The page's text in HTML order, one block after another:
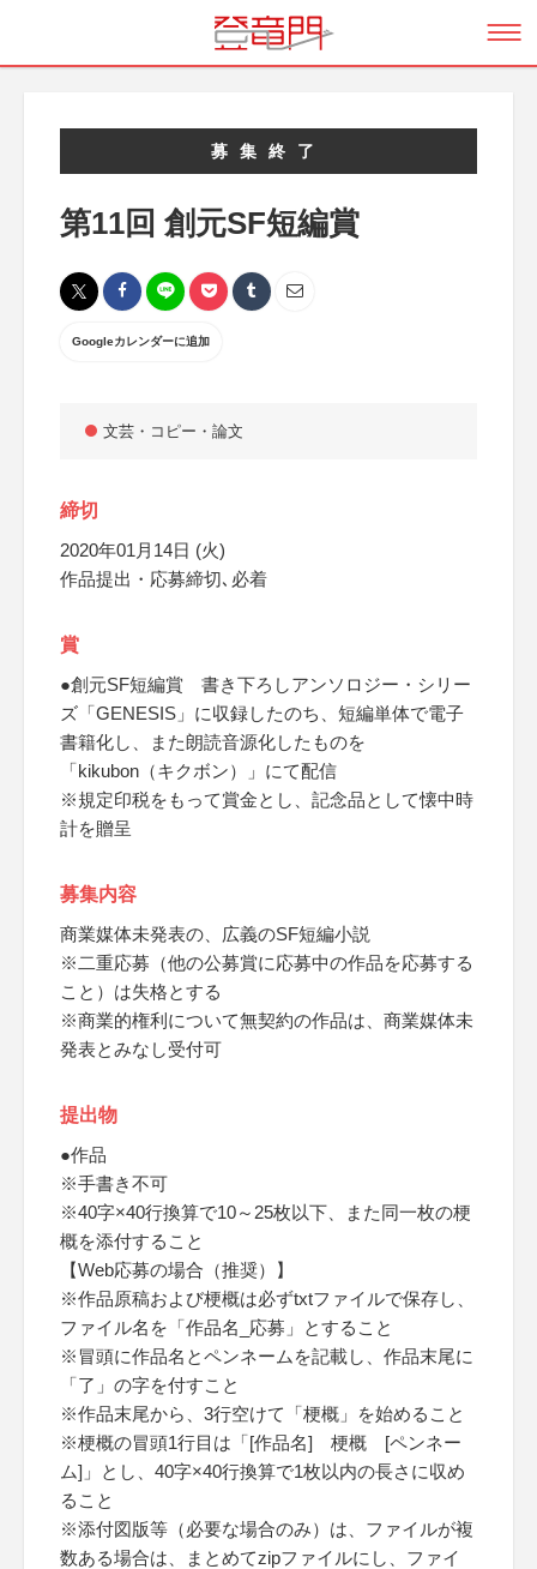
募集終了
第11回 創元SF短編賞
Googleカレンダーに追加
文芸・コピー・論文
締切
2020年01月14日 (火)
作品提出・応募締切､必着
賞
●創元SF短編賞 書き下ろしアンソロジー・シリー
ズ「GENESIS」に収録したのち、短編単体で電子
書籍化し、また朗読音源化したものを
「kikubon（キクボン）」にて配信
※規定印税をもって賞金とし、記念品として懐中時
計を贈呈
募集内容
商業媒体未発表の、広義のSF短編小説
※二重応募（他の公募賞に応募中の作品を応募する
こと）は失格とする
※商業的権利について無契約の作品は、商業媒体未
発表とみなし受付可
提出物
●作品
※手書き不可
※40字×40行換算で10～25枚以下、また同一枚の梗
概を添付すること
【Web応募の場合（推奨）】
※作品原稿および梗概は必ずtxtファイルで保存し、
ファイル名を「作品名_応募」とすること
※冒頭に作品名とペンネームを記載し、作品末尾に
「了」の字を付すこと
※作品末尾から、3行空けて「梗概」を始めること
※梗概の冒頭1行目は「[作品名] 梗概 [ペンネー
ム]」とし、40字×40行換算で1枚以内の長さに収め
ること
※添付図版等（必要な場合のみ）は、ファイルが複
数ある場合は、まとめてzipファイルにし、ファイ